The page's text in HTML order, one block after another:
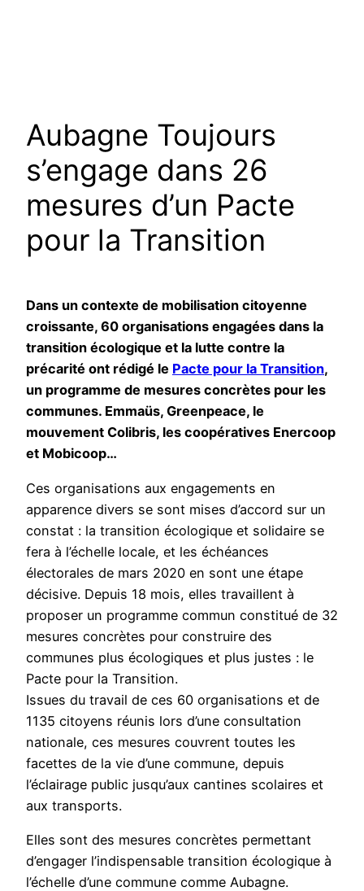
Aubagne Toujours
s’engage dans 26
mesures d’un Pacte
pour la Transition
Dans un contexte de mobilisation citoyenne
croissante, 60 organisations engagées dans la
transition écologique et la lutte contre la
précarité ont rédigé le Pacte pour la Transition,
un programme de mesures concrètes pour les
communes. Emmaüs, Greenpeace, le
mouvement Colibris, les coopératives Enercoop
et Mobicoop…
Ces organisations aux engagements en
apparence divers se sont mises d’accord sur un
constat : la transition écologique et solidaire se
fera à l’échelle locale, et les échéances
électorales de mars 2020 en sont une étape
décisive. Depuis 18 mois, elles travaillent à
proposer un programme commun constitué de 32
mesures concrètes pour construire des
communes plus écologiques et plus justes : le
Pacte pour la Transition.
Issues du travail de ces 60 organisations et de
1135 citoyens réunis lors d’une consultation
nationale, ces mesures couvrent toutes les
facettes de la vie d’une commune, depuis
l’éclairage public jusqu’aux cantines scolaires et
aux transports.
Elles sont des mesures concrètes permettant
d’engager l’indispensable transition écologique à
l’échelle d’une commune comme Aubagne.